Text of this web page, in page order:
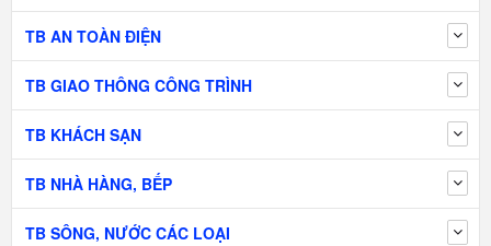
TB AN TOÀN ĐIỆN
TB GIAO THÔNG CÔNG TRÌNH
TB KHÁCH SẠN
TB NHÀ HÀNG, BẾP
TB SÔNG, NƯỚC CÁC LOẠI